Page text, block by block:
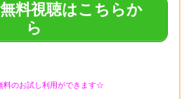
料視聴はこちらか
ら
料のお試し利用ができます☆